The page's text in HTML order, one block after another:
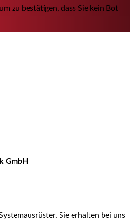
zu bestätigen, dass Sie kein Bot
GmbH
Sie erhalten bei uns